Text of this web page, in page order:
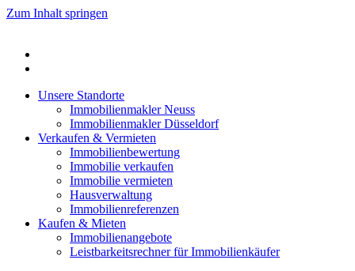
Zum Inhalt springen
Unsere Standorte
Immobilienmakler Neuss
Immobilienmakler Düsseldorf
Verkaufen & Vermieten
Immobilienbewertung
Immobilie verkaufen
Immobilie vermieten
Hausverwaltung
Immobilienreferenzen
Kaufen & Mieten
Immobilienangebote
Leistbarkeitsrechner für Immobilienkäufer